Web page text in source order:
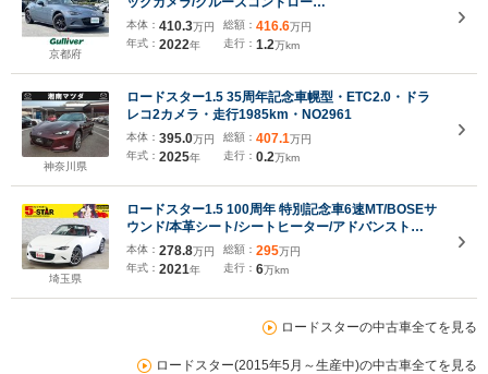
京都府
ル/ETC/Bluetooth/USB/シートヒーター/ドラレコ/コ
ーナーセンサー/BOSEサウンド/BSM/白革シート/衝突
軽減ブレーキ/
本体： 410.3万円
年式： 2022年
総額： 416.6万円
走行： 1.2万km
神奈川県
ロードスター1.5 35周年記念車幌型・ETC2.0・ドラ
レコ2カメラ・走行1985km・NO2961
本体： 395.0万円
年式： 2025年
総額： 407.1万円
走行： 0.2万km
埼玉県
ロードスター1.5 100周年 特別記念車6速MT/BOSEサ
ウンド/本革シート/シートヒーター/アドバンスト
SCBS/クルーズコントロール/リアパーキングセンサ
ー/BSM/RCTA/アダプティブLEDヘッドライト/純正ナ
ビ/バックカメラ/
本体： 278.8万円
年式： 2021年
総額： 295万円
走行： 6万km
ロードスターの中古車全てを見る
ロードスター(2015年5月～生産中)の中古車全てを見る